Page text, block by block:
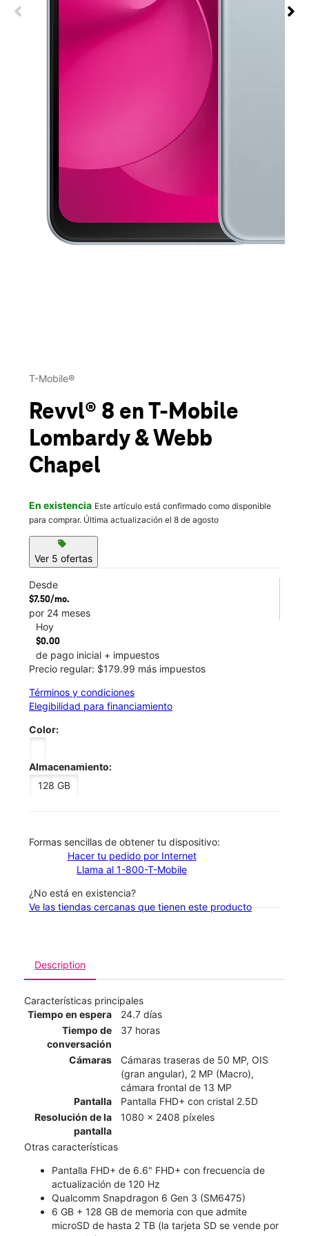
T-Mobile®
Revvl® 8 en T-Mobile
Lombardy & Webb
Chapel
En existencia Este artículo está confirmado como disponible
para comprar. Última actualización el 8 de agosto
sell
Ver 5 ofertas
Desde
$7.50/mo.
por 24 meses
Hoy
$0.00
de pago inicial + impuestos
Precio regular: $179.99 más impuestos
Términos y condiciones
Elegibilidad para financiamiento
Color:
Almacenamiento:
128 GB
​​​​​​​Formas sencillas de obtener tu dispositivo:
Hacer tu pedido por Internet
Llama al 1-800-T-Mobile
¿No está en existencia?
Ve las tiendas cercanas que tienen este producto
Description
Características principales
Tiempo en espera
24.7 días
Tiempo de
conversación
37 horas
Cámaras
Cámaras traseras de 50 MP, OIS
(gran angular), 2 MP (Macro),
cámara frontal de 13 MP
Pantalla
Pantalla FHD+ con cristal 2.5D
Resolución de la
pantalla
1080 x 2408 píxeles
Otras características
Pantalla FHD+ de 6.6" FHD+ con frecuencia de
actualización de 120 Hz
Qualcomm Snapdragon 6 Gen 3 (SM6475)
6 GB + 128 GB de memoria con que admite
microSD de hasta 2 TB (la tarjeta SD se vende por